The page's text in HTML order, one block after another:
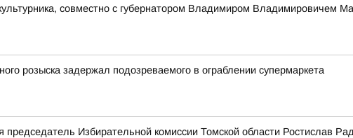
совместно с губернатором Владимиром Владимировичем
розыска задержал подозреваемого в ограблении супермаркета
председатель Избирательной комиссии Томской области Ростислав